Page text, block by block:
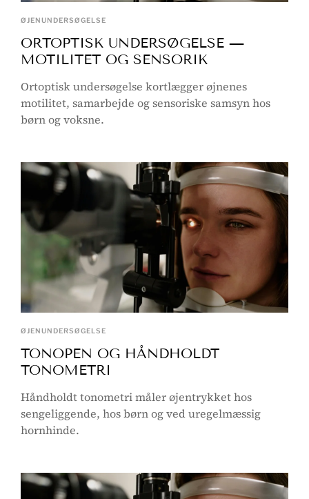
ØJENUNDERSØGELSE
ORTOPTISK UNDERSØGELSE —
MOTILITET OG SENSORIK
Ortoptisk undersøgelse kortlægger øjnenes
motilitet, samarbejde og sensoriske samsyn hos
børn og voksne.
ØJENUNDERSØGELSE
TONOPEN OG HÅNDHOLDT
TONOMETRI
Håndholdt tonometri måler øjentrykket hos
sengeliggende, hos børn og ved uregelmæssig
hornhinde.